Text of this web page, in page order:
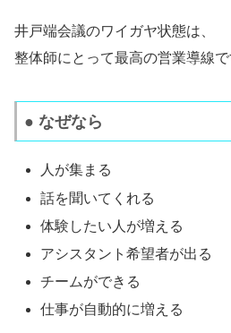
井戸端会議のワイガヤ状態は、
整体師にとって最高の営業導線で
● なぜなら
人が集まる
話を聞いてくれる
体験したい人が増える
アシスタント希望者が出る
チームができる
仕事が自動的に増える